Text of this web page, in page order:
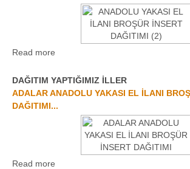
Read more
DAĞITIM YAPTIĞIMIZ İLLER
ADALAR ANADOLU YAKASI EL İLANI
DAĞITIMI...
Read more